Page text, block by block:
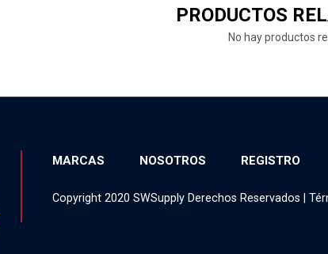
PRODUCTOS
No hay productos
MARCAS NOSOTROS REGISTRO
Copyright 2020 SWSupply Derechos Reservados |